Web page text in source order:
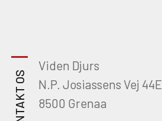
KONTAKT OS
Viden Djurs
N.P. Josiassens Vej 44E
8500 Grenaa